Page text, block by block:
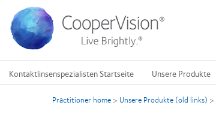
zum
Inhalt
Kontaktlinsenspezialisten Startseite Unsere Produkte
Practitioner home > Unsere Produkte (old links) >